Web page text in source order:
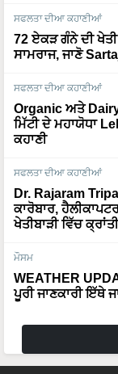
ਸਫਲਤਾ ਦੀਆ ਕਹਾਣੀਆਂ
72 ਏਕੜ ਗੰਨੇ ਦੀ
ਸਾਮਰਾਜ, ਜਾਣੋ
ਸਫਲਤਾ ਦੀਆ ਕਹਾਣੀਆਂ
Organic ਅਤੇ
ਮਿੱਟੀ ਦੇ ਮਹਾਯੋਧਾ
ਕਹਾਣੀ
ਸਫਲਤਾ ਦੀਆ ਕਹਾਣੀਆਂ
Dr. Rajaram
ਕਾਰੋਬਾਰ,
ਖੇਤੀਬਾੜੀ ਵਿੱਚ ਕ੍ਰਾਂਤੀ
ਮੌਸਮ
WEATHER
ਪੂਰੀ ਜਾਣਕਾਰੀ ਇੱਥੇ